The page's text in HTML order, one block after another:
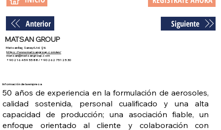
Anterior
MATSAN GROUP
Matsan İlaç Sanayi Ltd. Şti.
https://www.matsangroup.com/en/
matsan@matsangroup.com
+90 216 459 55 88 / +90 262 751 25 30
Siguiente
Información de la empresa
50 años de experiencia en la formulación de aerosoles,
calidad sostenida, personal cualificado y una alta
capacidad de producción; una asociación fiable, un
enfoque orientado al cliente y colaboración con